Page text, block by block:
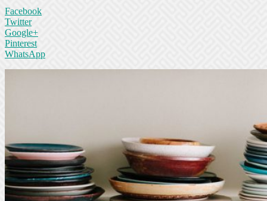
Facebook
Twitter
Google+
Pinterest
WhatsApp